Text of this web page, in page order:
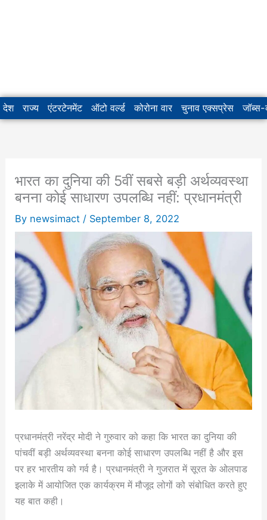
देश राज्य एंटरटेनमेंट ऑटो वर्ल्ड कोरोना वार चुनाव एक्सप्रेस जॉब्स-
भारत का दुनिया की 5वीं सबसे बड़ी अर्थव्यवस्था
बनना कोई साधारण उपलब्धि नहीं: प्रधानमंत्री
By newsimact / September 8, 2022
प्रधानमंत्री नरेंद्र मोदी ने गुरुवार को कहा कि भारत का दुनिया की
पांचवीं बड़ी अर्थव्यवस्था बनना कोई साधारण उपलब्धि नहीं है और इस
पर हर भारतीय को गर्व है। प्रधानमंत्री ने गुजरात में सूरत के ओलपाड
इलाके में आयोजित एक कार्यक्रम में मौजूद लोगों को संबोधित करते हुए
यह बात कही।